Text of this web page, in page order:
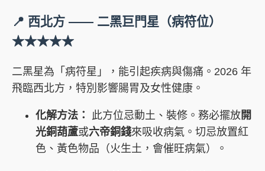
📍 西北方 —— 二黑巨門星（病符位）
★★★★★
二黑星為「病符星」，能引起疾病與傷痛。2026 年
飛臨西北方，特別影響腸胃及女性健康。
化解方法： 此方位忌動土、裝修。務必擺放開
光銅葫蘆或六帝銅錢來吸收病氣。切忌放置紅
色、黃色物品（火生土，會催旺病氣）。